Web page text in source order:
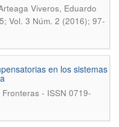
Viveros, Eduardo
Vol. 3 Núm. 2 (2016); 97-
en los sistemas
Fronteras - ISSN 0719-